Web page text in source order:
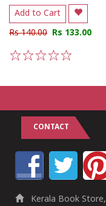
Add to Cart
Rs 140.00 Rs 133.00
CONTACT
Kerala Book Store,